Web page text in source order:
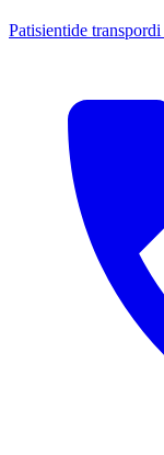
Patisientide